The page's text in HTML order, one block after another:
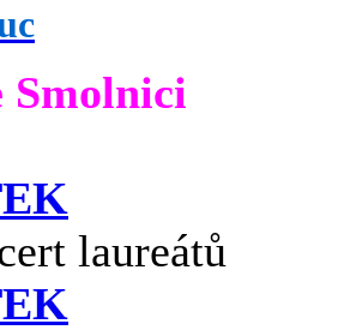
Smolnici
laureátů